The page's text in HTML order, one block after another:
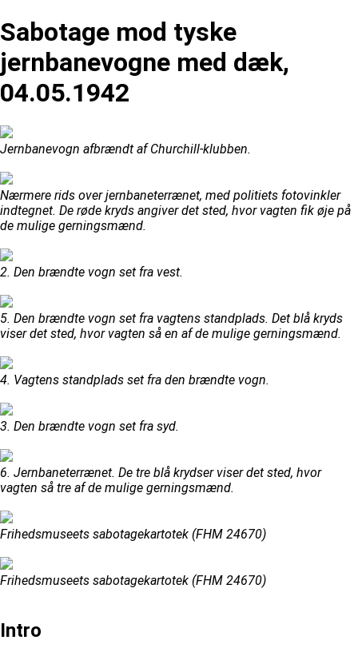
Sabotage mod tyske
jernbanevogne med dæk,
04.05.1942
Jernbanevogn afbrændt af Churchill-klubben.
Nærmere rids over jernbaneterrænet, med politiets fotovinkler
indtegnet. De røde kryds angiver det sted, hvor vagten fik øje på
de mulige gerningsmænd.
2. Den brændte vogn set fra vest.
5. Den brændte vogn set fra vagtens standplads. Det blå kryds
viser det sted, hvor vagten så en af de mulige gerningsmænd.
4. Vagtens standplads set fra den brændte vogn.
3. Den brændte vogn set fra syd.
6. Jernbaneterrænet. De tre blå krydser viser det sted, hvor
vagten så tre af de mulige gerningsmænd.
Frihedsmuseets sabotagekartotek (FHM 24670)
Frihedsmuseets sabotagekartotek (FHM 24670)
Intro